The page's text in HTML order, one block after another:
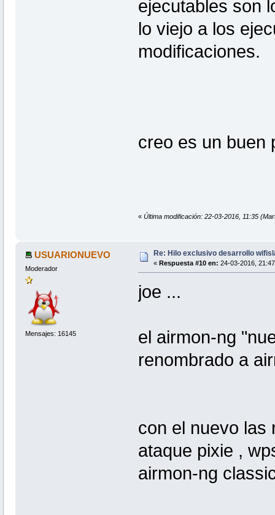
ejecutables son
lo viejo a los
modificaciones.
creo es un buen
« Última modificación: 22-03-2016, 11:35
USUARIONUEVO
Moderador
Mensajes: 16145
Re: Hilo exclusivo desarrollo
« Respuesta #10 en: 24-03-2016,
joe ...
el airmon-ng
renombrado a
con el nuevo las
ataque pixie ,
airmon-ng